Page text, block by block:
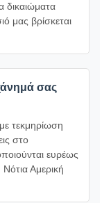
δικαιώματα
μας βρίσκεται
σας
τεκμηρίωση
στο
ευρέως
Αμερική